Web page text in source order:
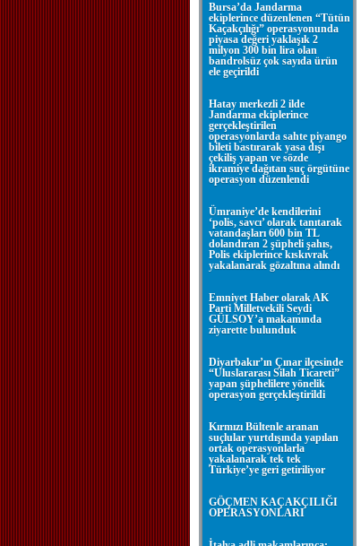
Bursa’da Jandarma
ekiplerince düzenlenen “Tütün
Kaçakçılığı” operasyonunda
piyasa değeri yaklaşık 2
milyon 300 bin lira olan
bandrolsüz çok sayıda ürün
ele geçirildi
Hatay merkezli 2 ilde
Jandarma ekiplerince
gerçekleştirilen
operasyonlarda sahte piyango
bileti bastırarak yasa dışı
çekiliş yapan ve sözde
ikramiye dağıtan suç örgütüne
operasyon düzenlendi
Ümraniye’de kendilerini
‘polis, savcı’ olarak tanıtarak
vatandaşları 600 bin TL
dolandıran 2 şüpheli şahıs,
Polis ekiplerince kıskıvrak
yakalanarak gözaltına alındı
Emniyet Haber olarak AK
Parti Milletvekili Seydi
GÜLSOY’a makamında
ziyarette bulunduk
Diyarbakır’ın Çınar ilçesinde
“Uluslararası Silah Ticareti”
yapan şüphelilere yönelik
operasyon gerçekleştirildi
Kırmızı Bültenle aranan
suçlular yurtdışında yapılan
ortak operasyonlarla
yakalanarak tek tek
Türkiye’ye geri getiriliyor
GÖÇMEN KAÇAKÇILIĞI
OPERASYONLARI